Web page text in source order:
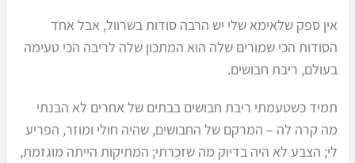
אין ספק שלאימא שלי יש הרבה סודות בשרוול, אבל אחד
הסודות הכי שמורים שלה הוא המתכון שלה לריבה הכי טעימה
בעולם, ריבת חבושים.
תמיד כשטעמתי ריבת חבושים בבתים של אחרים לא הבנתי
מה קרה לה – המרקם של החבושים, שהיה חולי ומוזר, הפריע
לי; הצבע לא היה בדיוק מה שזכרתי; המתיקות הייתה מוגזמת,